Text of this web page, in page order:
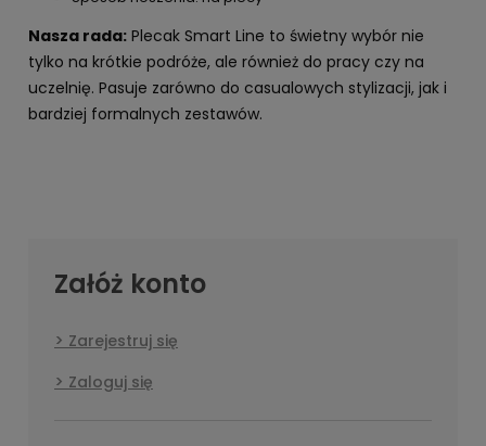
Nasza rada: Plecak Smart Line to świetny wybór nie
tylko na krótkie podróże, ale również do pracy czy na
uczelnię. Pasuje zarówno do casualowych stylizacji, jak i
bardziej formalnych zestawów.
Załóż konto
Zarejestruj się
Zaloguj się